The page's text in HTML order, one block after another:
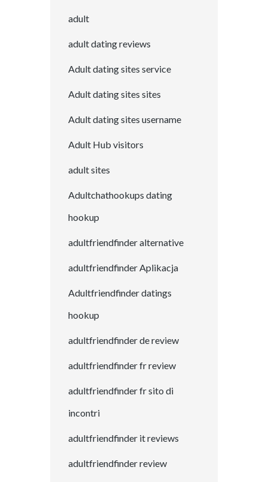
adult
adult dating reviews
Adult dating sites service
Adult dating sites sites
Adult dating sites username
Adult Hub visitors
adult sites
Adultchathookups dating
hookup
adultfriendfinder alternative
adultfriendfinder Aplikacja
Adultfriendfinder datings
hookup
adultfriendfinder de review
adultfriendfinder fr review
adultfriendfinder fr sito di
incontri
adultfriendfinder it reviews
adultfriendfinder review